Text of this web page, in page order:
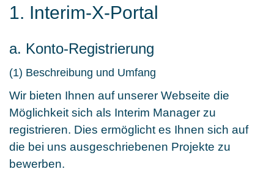
1. Interim-X-Portal
a. Konto-Registrierung
(1) Beschreibung und Umfang
Wir bieten Ihnen auf unserer Webseite die
Möglichkeit sich als Interim Manager zu
registrieren. Dies ermöglicht es Ihnen sich auf
die bei uns ausgeschriebenen Projekte zu
bewerben.